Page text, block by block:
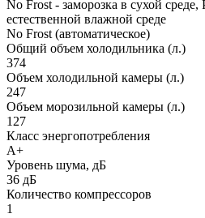
No Frost - заморозка в сухой среде,
естественной влажной среде
No Frost (автоматическое)
Общий объем холодильника (л.)
374
Объем холодильной камеры (л.)
247
Объем морозильной камеры (л.)
127
Класс энергопотребления
A+
Уровень шума, дБ
36 дБ
Количество компрессоров
1